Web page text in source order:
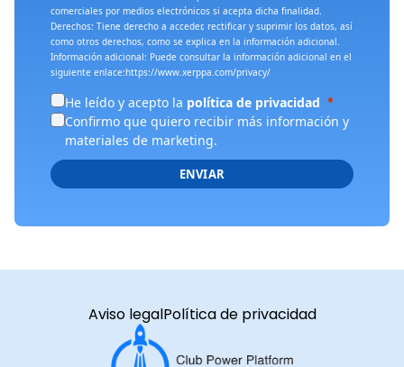
comerciales por medios electrónicos si acepta dicha finalidad.
Derechos: Tiene derecho a acceder, rectificar y suprimir los datos, así
como otros derechos, como se explica en la información adicional.
Información adicional: Puede consultar la información adicional en el
siguiente enlace:https://www.xerppa.com/privacy/
He leído y acepto la política de privacidad
Confirmo que quiero recibir más información y
materiales de marketing.
ENVIAR
Aviso legalPolítica de privacidad